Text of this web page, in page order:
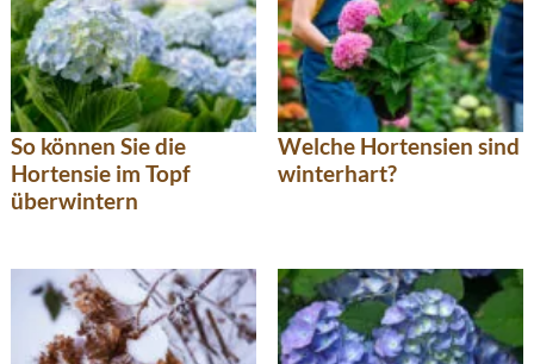
So können Sie die
Hortensie im Topf
überwintern
Welche Hortensien sind
winterhart?